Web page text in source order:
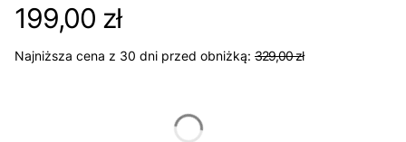
199,00 zł
Najniższa cena z 30 dni przed obniżką: 329,00 zł